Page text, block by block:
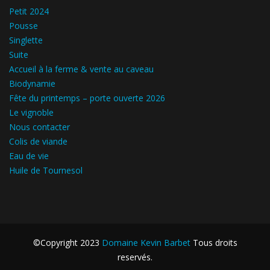
Petit 2024
Pousse
Singlette
Suite
Accueil à la ferme & vente au caveau
Biodynamie
Fête du printemps – porte ouverte 2026
Le vignoble
Nous contacter
Colis de viande
Eau de vie
Huile de Tournesol
©Copyright 2023 Domaine Kevin BarbetTous droits
reservés.